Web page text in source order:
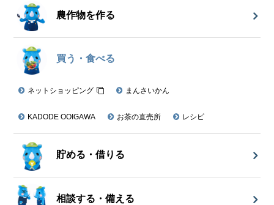
農作物を作る
買う・食べる
ネットショッピング まんさいかん
KADODE OOIGAWA お茶の直売所 レシピ
貯める・借りる
相談する・備える